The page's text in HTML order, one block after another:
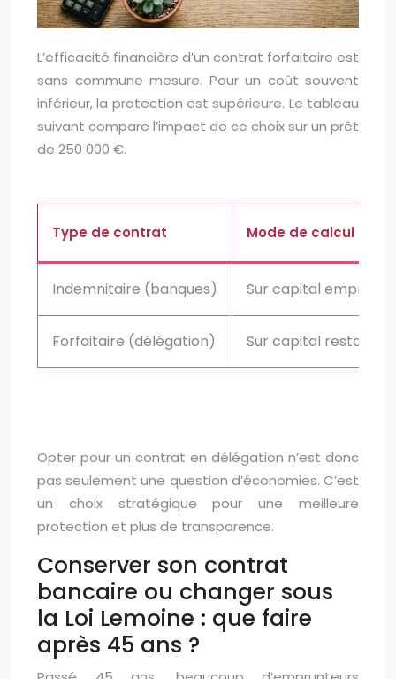
L’efficacité financière d’un contrat forfaitaire est
sans commune mesure. Pour un coût souvent
inférieur, la protection est supérieure. Le tableau
suivant compare l’impact de ce choix sur un prêt
de 250 000 €.
Type de contrat Mode de calcul
Indemnitaire (banques) Sur capital emprunté
Forfaitaire (délégation) Sur capital restant dû
Opter pour un contrat en délégation n’est donc
pas seulement une question d’économies. C’est
un choix stratégique pour une meilleure
protection et plus de transparence.
Conserver son contrat
bancaire ou changer sous
la Loi Lemoine : que faire
après 45 ans ?